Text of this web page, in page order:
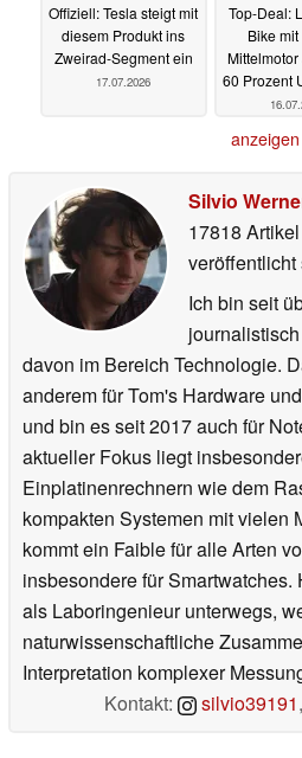
Offiziell: Tesla steigt mit
diesem Produkt ins
Zweirad-Segment ein
17.07.2026
Top-Deal:
Bike
60 Prozent
anzeigen
Silvio
17818
veröffentlicht
Ich bin seit
davon im Bereich Technologie.
anderem für Tom's Hardware
und bin es seit 2017 auch für
aktueller Fokus liegt
Einplatinenrechnern wie dem
kompakten Systemen mit vielen
kommt ein Faible für alle Arten
insbesondere für
als Laboringenieur unterwegs,
naturwissenschaftliche
Interpretation komplexer
Kontakt:
silvio39191